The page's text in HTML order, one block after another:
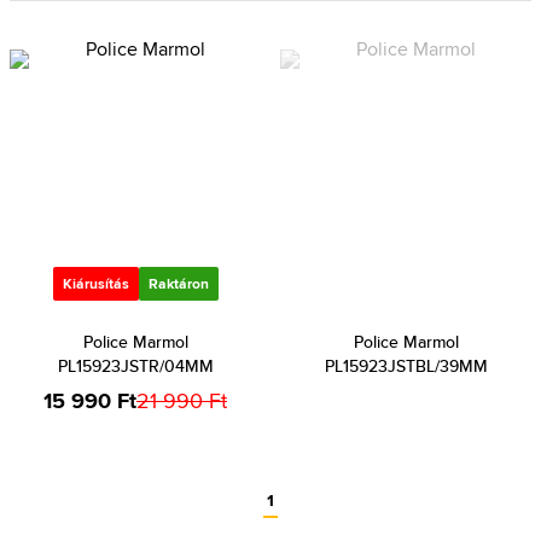
Kiárusítás Raktáron
Police Marmol
PL15923JSTR/04MM
15 990 Ft21 990 Ft
Police Marmol
PL15923JSTBL/39MM
1